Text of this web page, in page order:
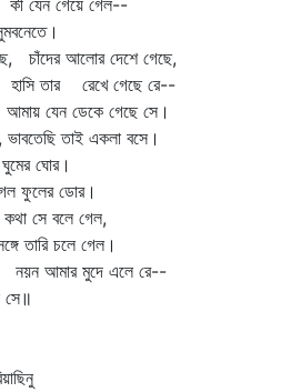
যেন গেয়ে গেল--
আলোর দেশে গেছে,
তার রেখে গেছে রে--
যেন ডেকে গেছে সে।
তাই একলা বসে।
ঘোর।
ফুলের ডোর।
সে বলে গেল,
চলে গেল।
আমার মুদে এলে রে--